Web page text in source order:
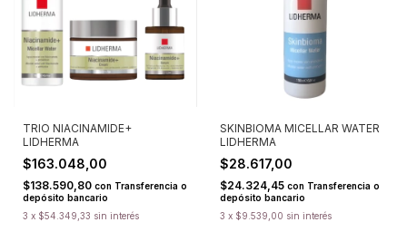
TRIO NIACINAMIDE+
LIDHERMA
$163.048,00
$138.590,80 con Transferencia o
depósito bancario
3 x $54.349,33 sin interés
SKINBIOMA MICELLAR WATER
LIDHERMA
$28.617,00
$24.324,45 con Transferencia o
depósito bancario
3 x $9.539,00 sin interés